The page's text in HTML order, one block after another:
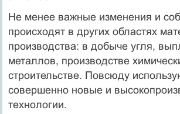
Не менее важные изменения и
происходят в других областях
производства: в добыче угля,
металлов, производстве
строительстве. Повсюду
совершенно новые и
технологии.